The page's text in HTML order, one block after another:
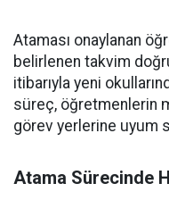
Ataması onaylanan
belirlenen takvim
itibarıyla yeni
süreç, öğretmenlerin
görev yerlerine uyum
Atama Sürecinde